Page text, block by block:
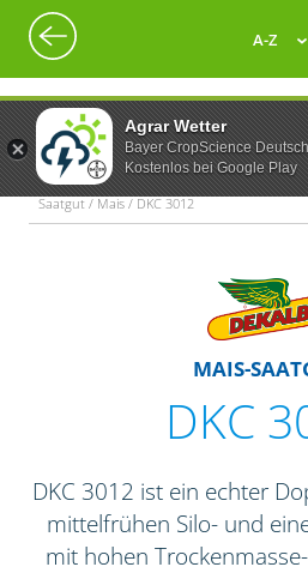
Agrar Wetter
Bayer CropScience
Kostenlos bei Google Play
A-Z
Saatgut / Mais / DKC 3012
MAIS-
DKC
DKC 3012 ist ein echter
mittelfrühen Silo- und
mit hohen